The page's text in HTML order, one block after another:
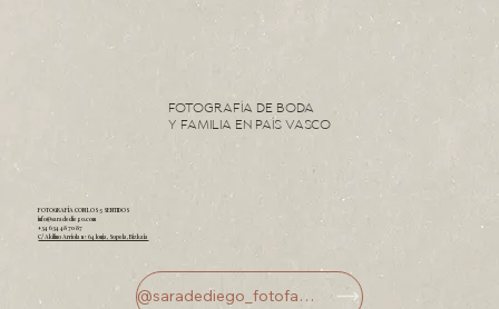
FOTOGRAFÍA CON LOS 5 SENTIDOS
info@saradediego.com
+34 634 48 70 87
C/ Akilino Arriola nº 64 lonja, Sopela, Bizkaia
@saradediego_fotofamilia
Fotografía de Boda
y Familia en País Vasco